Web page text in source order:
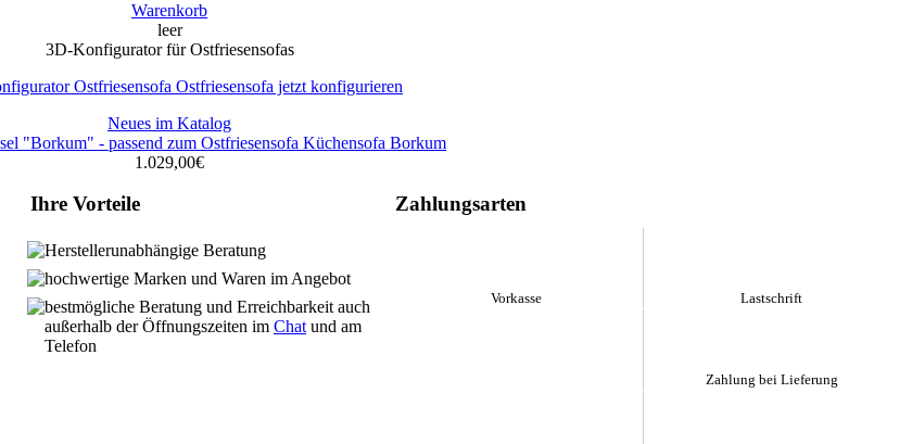
Warenkorb
leer
3D-Konfigurator für Ostfriesensofas
Ostfriesensofa jetzt konfigurieren
Neues im Katalog
1.029,00€
Ihre Vorteile
Herstellerunabhängige Beratung
hochwertige Marken und Waren im Angebot
bestmögliche Beratung und Erreichbarkeit auch
außerhalb der Öffnungszeiten im Chat und am
Telefon
Zahlungsarten
Vorkasse Lastschrift
Zahlung bei Lieferung